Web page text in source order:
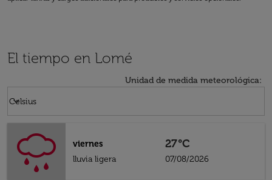
El tiempo en Lomé
Unidad de medida meteorológica:
Celsius
keyboard_arrow_down
viernes
lluvia ligera
27°C
07/08/2026